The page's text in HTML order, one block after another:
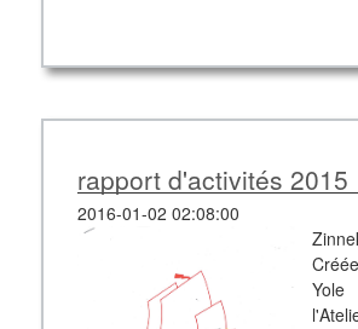
rouge et s'appelera
rappellera également l'origine
rapport d'activités 2015
2016-01-02 02:08:00
Yole